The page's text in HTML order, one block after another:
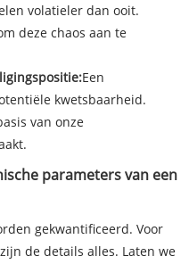
volatieler dan ooit.
deze chaos aan te
Een
kwetsbaarheid.
van onze
parameters van een
gekwantificeerd. Voor
de details alles. Laten we